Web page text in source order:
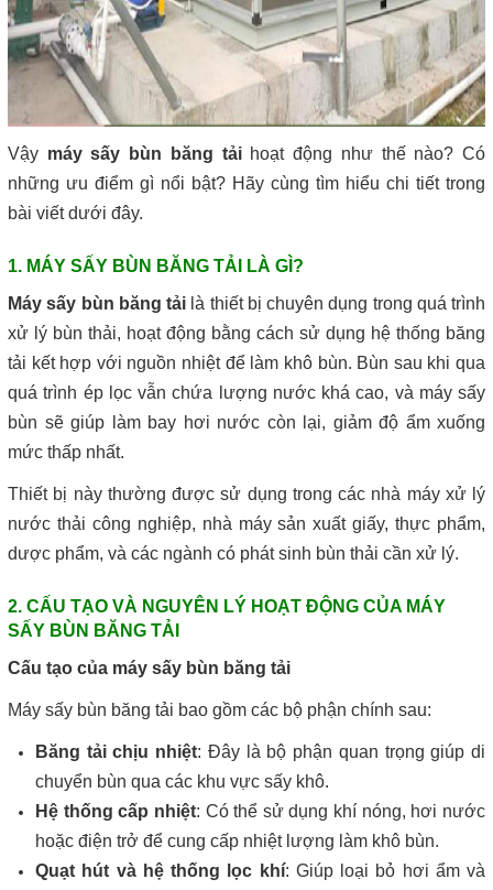
Vậy máy sấy bùn băng tảihoạt động như thế nào? Có
những ưu điểm gì nổi bật? Hãy cùng tìm hiểu chi tiết trong
bài viết dưới đây.
1. MÁY SẤY BÙN BĂNG TẢI LÀ GÌ?
Máy sấy bùn băng tải là thiết bị chuyên dụng trong quá trình
xử lý bùn thải, hoạt động bằng cách sử dụng hệ thống băng
tải kết hợp với nguồn nhiệt để làm khô bùn. Bùn sau khi qua
quá trình ép lọc vẫn chứa lượng nước khá cao, và máy sấy
bùn sẽ giúp làm bay hơi nước còn lại, giảm độ ẩm xuống
mức thấp nhất.
Thiết bị này thường được sử dụng trong các nhà máy xử lý
nước thải công nghiệp, nhà máy sản xuất giấy, thực phẩm,
dược phẩm, và các ngành có phát sinh bùn thải cần xử lý.
2. CẤU TẠO VÀ NGUYÊN LÝ HOẠT ĐỘNG CỦA MÁY
SẤY BÙN BĂNG TẢI
Cấu tạo của máy sấy bùn băng tải
Máy sấy bùn băng tải bao gồm các bộ phận chính sau:
Băng tải chịu nhiệt: Đây là bộ phận quan trọng giúp di
chuyển bùn qua các khu vực sấy khô.
Hệ thống cấp nhiệt: Có thể sử dụng khí nóng, hơi nước
hoặc điện trở để cung cấp nhiệt lượng làm khô bùn.
Quạt hút và hệ thống lọc khí: Giúp loại bỏ hơi ẩm và